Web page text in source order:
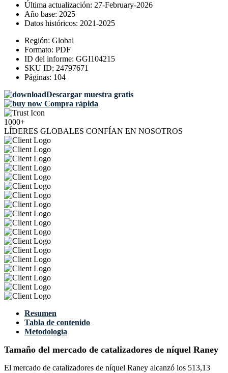
Última actualización: 27-February-2026
Año base: 2025
Datos históricos: 2021-2025
Región: Global
Formato: PDF
ID del informe: GGI104215
SKU ID: 24797671
Páginas: 104
Descargar muestra gratis
Compra rápida
1000+
LÍDERES GLOBALES CONFÍAN EN NOSOTROS
Resumen
Tabla de contenido
Metodología
Tamaño del mercado de catalizadores de níquel Raney
El mercado de catalizadores de níquel Raney alcanzó los 513,13